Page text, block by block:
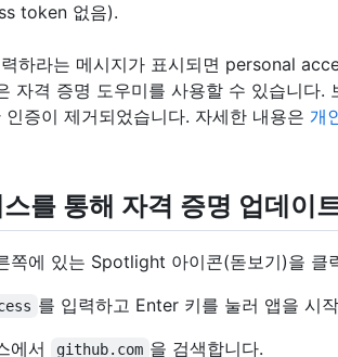
token 없음).
하라는 메시지가 표시되면 personal
자격 증명 도우미를 사용할 수 있습니다.
증이 제거되었습니다. 자세한 내용은 개
를 통해 자격 증명 업데이
쪽에 있는 Spotlight 아이콘(돋보기)을 클
를 입력하고 Enter 키를 눌러 앱을 시
에서
github.com 을 검색합니다.